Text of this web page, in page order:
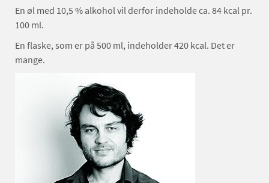
En øl med 10,5 % alkohol vil derfor indeholde ca. 84 kcal pr.
100 ml.
En flaske, som er på 500 ml, indeholder 420 kcal. Det er
mange.